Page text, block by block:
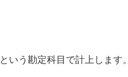
という勘定科目で計上します。